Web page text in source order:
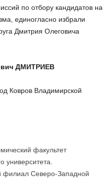
по отбору кандидатов на
единогласно избрали
Дмитрия Олеговича
ДМИТРИЕВ
Ковров Владимирской
факультет
университета.
филиал Северо-Западной